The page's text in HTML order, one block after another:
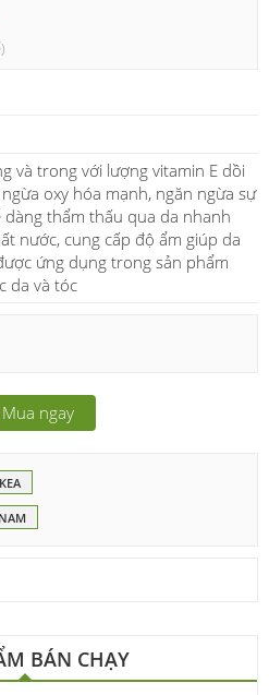
và trong với lượng vitamin E dồi
oxy hóa mạnh, ngăn ngừa sự
thẩm thấu qua da nhanh
nước, cung cấp độ ẩm giúp da
ứng dụng trong sản phẩm
da và tóc
Mua ngay
BÁN CHẠY